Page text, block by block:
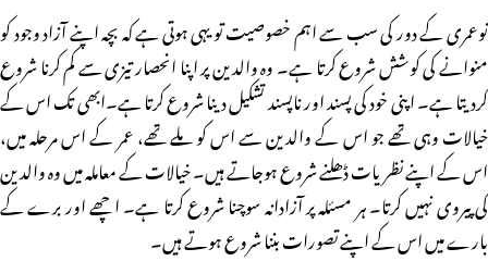
نوعمری کے دور کی سب سے اہم خصوصیت تو یہی ہوتی ہے کہ بچہ اپنے آزاد وجود کو
منوانے کی کوشش شروع کرتا ہے۔ وہ والدین پر اپنا انحصار تیزی سے کم کرنا شروع
کردیتا ہے۔ اپنی خود کی پسند اور ناپسند تشکیل دینا شروع کرتا ہے۔ابھی تک اس کے
خیالات وہی تھے جو اس کے والدین سے اس کو ملے تھے، عمر کے اس مرحلہ میں،
اس کے اپنے نظریات ڈھلنے شروع ہوجاتے ہیں۔ خیالات کے معاملہ میں وہ والدین
کی پیروی نہیں کرتا۔ ہر مسئلہ پر آزادانہ سوچنا شروع کرتا ہے۔ اچھے اور برے کے
بارے میں اس کے اپنے تصورات بننا شروع ہوتے ہیں۔